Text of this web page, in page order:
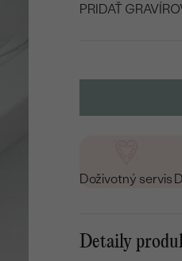
PRIDAŤ
Napíšte
Doživotný servis
Detaily